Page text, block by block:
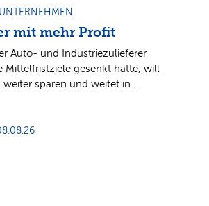
mit mehr Profit
Auto- und Industriezulieferer
Mittelfristziele gesenkt hatte, will
sparen und weitet in…